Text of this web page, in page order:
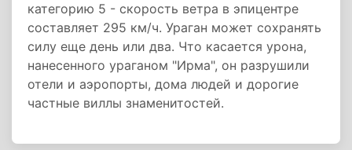
категорию 5 - скорость ветра в эпицентре
составляет 295 км/ч. Ураган может сохранять
силу еще день или два. Что касается урона,
нанесенного ураганом "Ирма", он разрушили
отели и аэропорты, дома людей и дорогие
частные виллы знаменитостей.